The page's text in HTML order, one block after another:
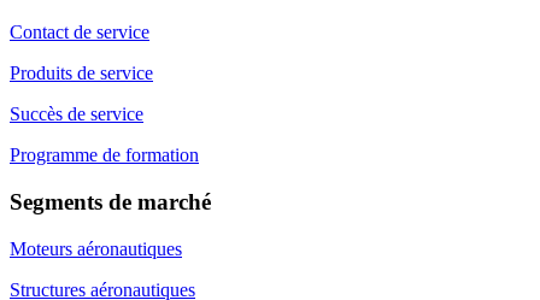
Contact de service
Produits de service
Succès de service
Programme de formation
Segments de marché
Moteurs aéronautiques
Structures aéronautiques